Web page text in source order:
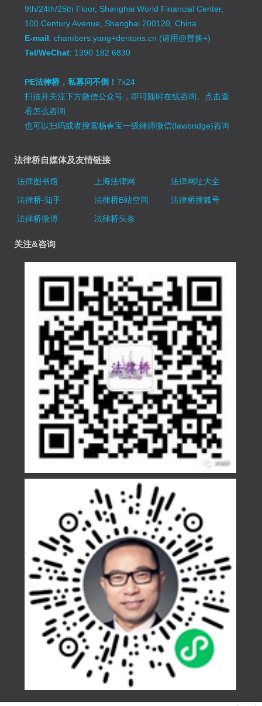
9th/24th/25th Floor, Shanghai World Financial Center,
100 Century Avenue, Shanghai 200120, China
E-mail: chambers.yang+dentons.cn (请用@替换+)
Tel/WeChat: 1390 182 6830
PE法律桥，私募问不倒！7x24
扫描并关注下方微信公众号，即可随时在线咨询。 点击查
看怎么咨询
也可以扫码或者搜索杨春宝一级律师微信(lawbridge)咨询
法律桥自媒体及友情链接
法律图书馆 上海法律网
法律网址大全
法律桥-知乎
法律桥B站空间
法律桥搜狐号
法律桥微博
法律桥头条
关注&咨询